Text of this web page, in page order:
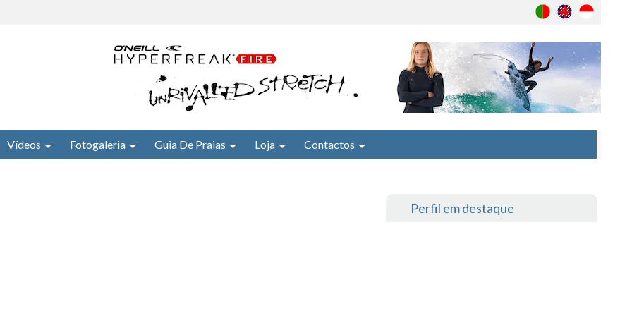
Vídeos Fotogaleria Guia De Praias Loja Contactos
Perfil em destaque